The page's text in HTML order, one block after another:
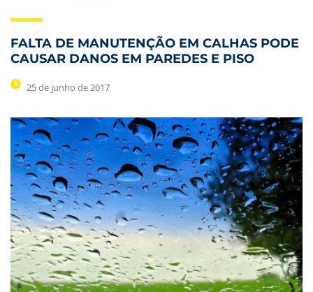
FALTA DE MANUTENÇÃO EM CALHAS PODE
CAUSAR DANOS EM PAREDES E PISO
25 de junho de 2017